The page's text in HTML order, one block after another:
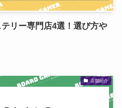
テリー専門店4選！選び方や
店舗紹介